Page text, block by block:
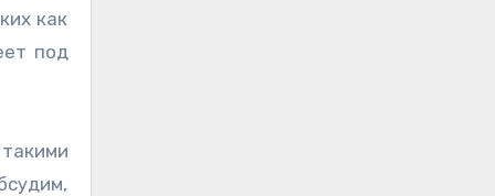
как
под